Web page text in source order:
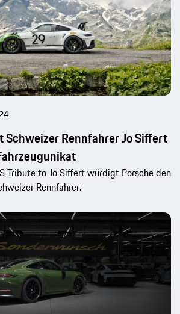
Schweizer Rennfahrer Jo Siffert
Tribute to Jo Siffert würdigt Porsche den
Rennfahrer.